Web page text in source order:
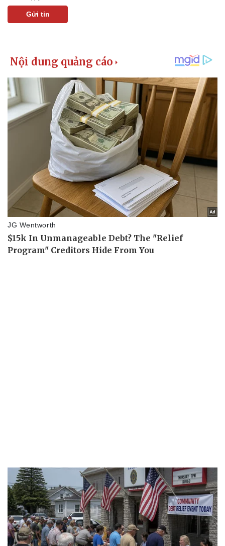
Bất động sản
Thị trường
Giá vàng
Tiêu dùng
Tỷ giá
Chứng khoán
Giá cà phê
Gửi tin